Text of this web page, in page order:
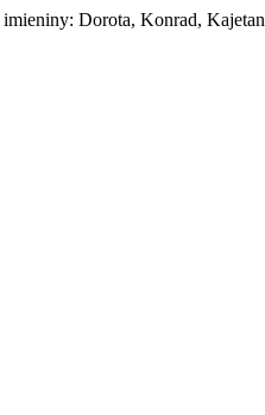
imieniny: Dorota, Konrad, Kajetan